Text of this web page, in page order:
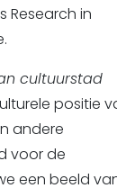
Research in
cultuurstad
positie
andere
voor de
een beeld